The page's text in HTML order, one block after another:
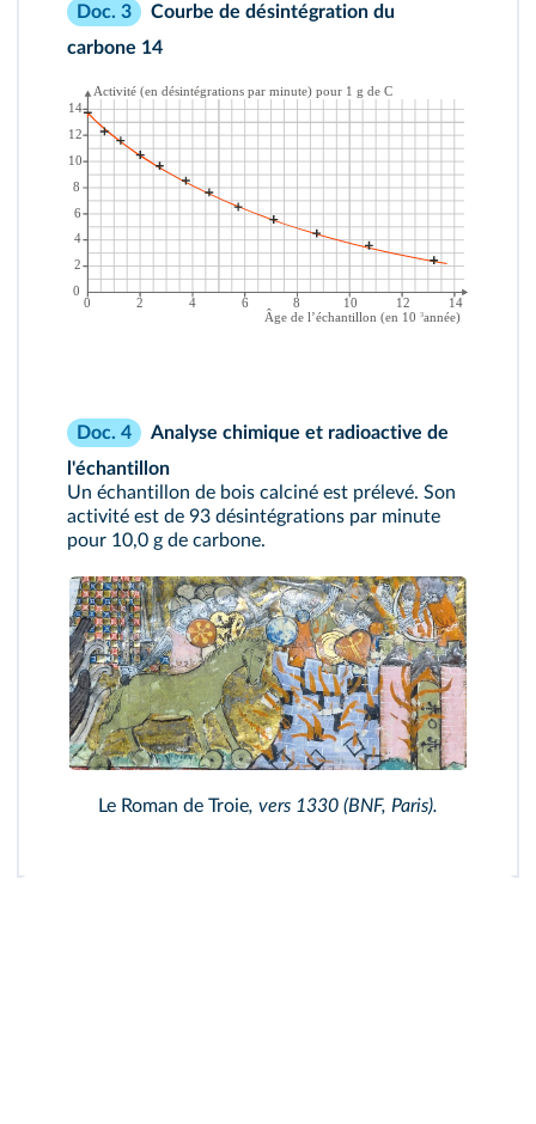
Doc. 3
Courbe de désintégration du
carbone 14
Doc. 4
Analyse chimique et radioactive de
l'échantillon
Un échantillon de bois calciné est prélevé. Son
activité est de 93 désintégrations par minute
pour 10,0 g de carbone.
Le Roman de Troie, vers 1330 (BNF, Paris).